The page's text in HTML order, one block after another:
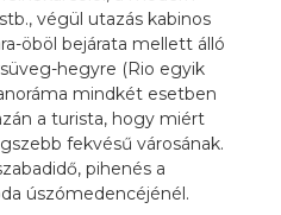
végül utazás kabinos
öböl bejárata mellett álló
hegyre (Rio egyik
mindkét esetben
a turista, hogy miért
fekvésű városának.
pihenés a
úszómedencéjénél.